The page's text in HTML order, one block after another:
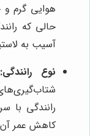
هوایی گرم
حالی که
آسیب به
نوع رانندگی:
رانندگی با
کاهش عمر